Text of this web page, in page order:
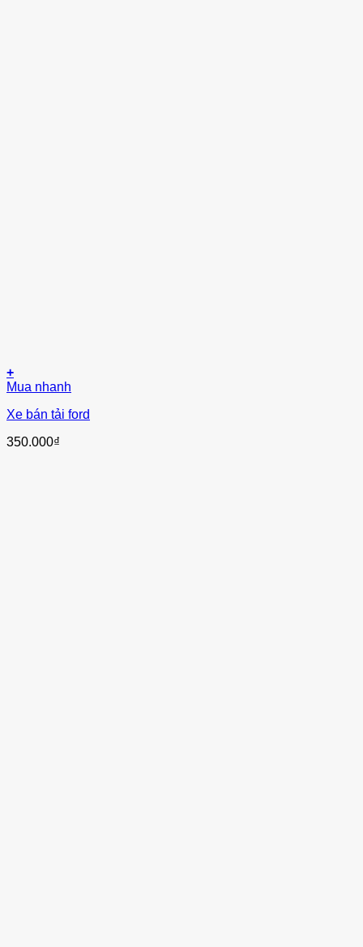
+
Mua nhanh
Xe bán tải ford
350.000₫